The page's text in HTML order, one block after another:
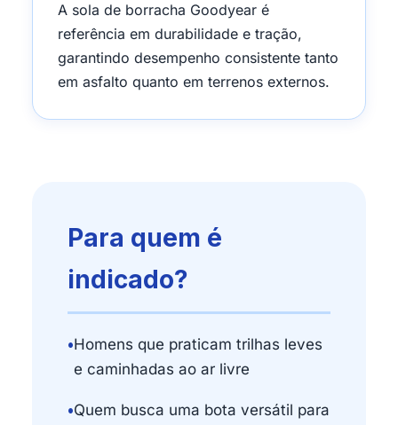
A sola de borracha Goodyear é
referência em durabilidade e tração,
garantindo desempenho consistente tanto
em asfalto quanto em terrenos externos.
Para quem é
indicado?
•Homens que praticam trilhas leves
e caminhadas ao ar livre
•Quem busca uma bota versátil para